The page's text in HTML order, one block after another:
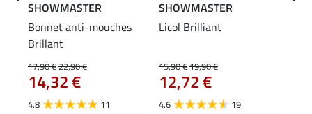
SHOWMASTER
Bonnet anti-mouches
Brillant
17,90 €22,90 €
14,32 €
4.8 11
SHOWMASTER
Licol Brilliant
15,90 €19,90 €
12,72 €
4.6 19